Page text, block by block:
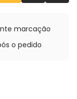
marcação
o pedido